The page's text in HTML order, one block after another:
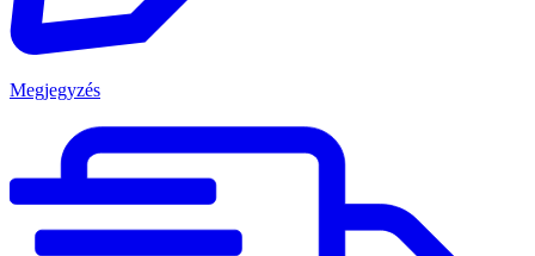
Megjegyzés